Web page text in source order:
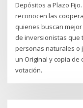
Depósitos a Plazo
reconocen las
quienes buscan
de inversionistas que
personas naturales o
un Original y copia de
votación.